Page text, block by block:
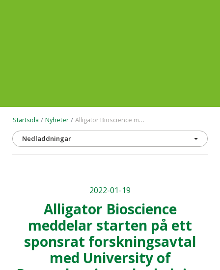
Startsida Nyheter Alligator Bioscience meddelar starten på ett sponsrat forskningsavtal med University of Pennsylvania under ledning av Dr. Gregory Beatty
Nedladdningar
2022-01-19
Alligator Bioscience
meddelar starten på ett
sponsrat forskningsavtal
med University of